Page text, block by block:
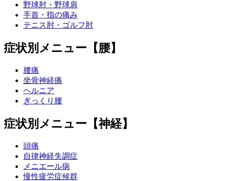
野球肘・野球肩
手首・指の痛み
テニス肘・ゴルフ肘
症状別メニュー【腰】
腰痛
坐骨神経痛
ヘルニア
ぎっくり腰
症状別メニュー【神経】
頭痛
自律神経失調症
メニエール病
慢性疲労症候群